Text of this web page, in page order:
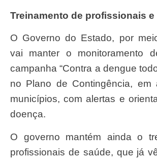
Treinamento de profissionais
O Governo do Estado, por meio da SES-RJ,
vai manter o monitoramento
campanha “Contra a dengue
no Plano de Contingência, em
municípios, com alertas e
doença.
O governo mantém ainda o treinamento de
profissionais de saúde, que já